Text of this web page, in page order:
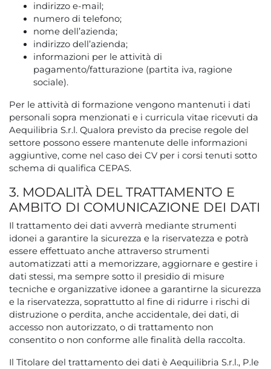
indirizzo e-mail;
numero di telefono;
nome dell’azienda;
indirizzo dell’azienda;
informazioni per le attività di
pagamento/fatturazione (partita iva, ragione
sociale).
Per le attività di formazione vengono mantenuti i dati
personali sopra menzionati e i curricula vitae ricevuti da
Aequilibria S.r.l. Qualora previsto da precise regole del
settore possono essere mantenute delle informazioni
aggiuntive, come nel caso dei CV per i corsi tenuti sotto
schema di qualifica CEPAS.
3. MODALITÀ DEL TRATTAMENTO E
AMBITO DI COMUNICAZIONE DEI DATI
Il trattamento dei dati avverrà mediante strumenti
idonei a garantire la sicurezza e la riservatezza e potrà
essere effettuato anche attraverso strumenti
automatizzati atti a memorizzare, aggiornare e gestire i
dati stessi, ma sempre sotto il presidio di misure
tecniche e organizzative idonee a garantirne la sicurezza
e la riservatezza, soprattutto al fine di ridurre i rischi di
distruzione o perdita, anche accidentale, dei dati, di
accesso non autorizzato, o di trattamento non
consentito o non conforme alle finalità della raccolta.
Il Titolare del trattamento dei dati è Aequilibria S.r.l., P.le